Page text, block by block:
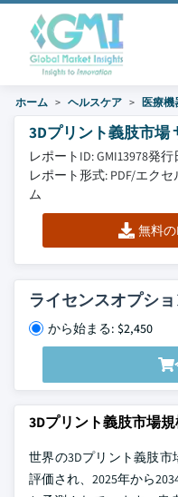
ホーム ヘルスケア 医療機
3Dプリント義肢市場
レポートID: GMI13978発行
レポート形式: PDF/エク
ム
無料
ライセンスオプシ
から始まる: $2,450
3Dプリント義肢市場
世界の3Dプリント義肢市
評価され、2025年から